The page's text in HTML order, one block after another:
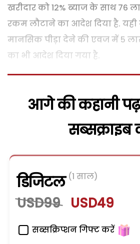
खरीदार को 12% ब्याज के साथ 76
रकम लौटाने का आदेश दिया है. यही
मानसिक पीड़ा देने की एवज में 5
का भी आदेश दिया गया है.
आगे की कहानी
सब्सक्राइब
डिजिटल (1 साल)
USD99 USD49
सब्सक्रिप्शन गिफ्ट करें